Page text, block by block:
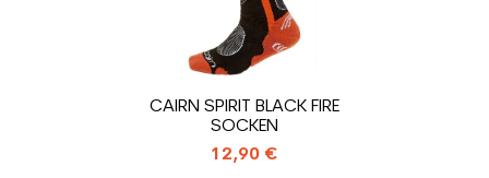
1.31
Erwachsene günstig
CAIRN SPIRIT BLACK FIRE
SOCKEN
12,90 €